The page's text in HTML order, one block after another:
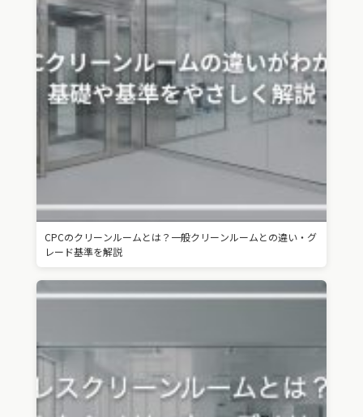
CPCのクリーンルームとは？一般クリーンルームとの違い・グ
レード基準を解説